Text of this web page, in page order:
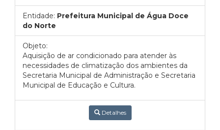
Entidade: Prefeitura Municipal de Água Doce
do Norte
Objeto:
Aquisição de ar condicionado para atender às
necessidades de climatização dos ambientes da
Secretaria Municipal de Administração e Secretaria
Municipal de Educação e Cultura.
Detalhes